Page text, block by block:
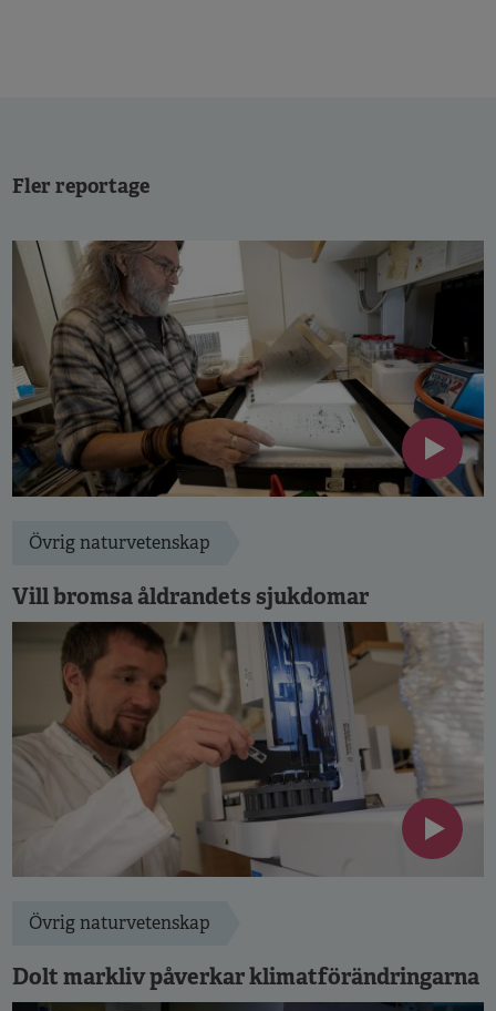
Fler reportage
Övrig naturvetenskap
Vill bromsa åldrandets sjukdomar
Övrig naturvetenskap
Dolt markliv påverkar klimatförändringarna